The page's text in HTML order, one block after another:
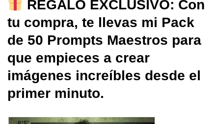
REGALO EXCLUSIVO: Con
tu compra, te llevas mi Pack
de 50 Prompts Maestros para
que empieces a crear
imágenes increíbles desde el
primer minuto.